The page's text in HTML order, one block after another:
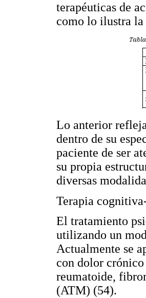
terapéuticas de
como lo ilustra la
Lo anterior
dentro de su
paciente de ser
su propia
diversas
Terapia
El tratamiento
utilizando un
Actualmente se
con dolor
reumatoide,
(ATM) (54).